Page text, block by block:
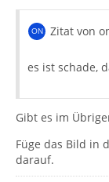
Zitat von
es ist schade,
Gibt es im
Füge das Bild in
darauf.